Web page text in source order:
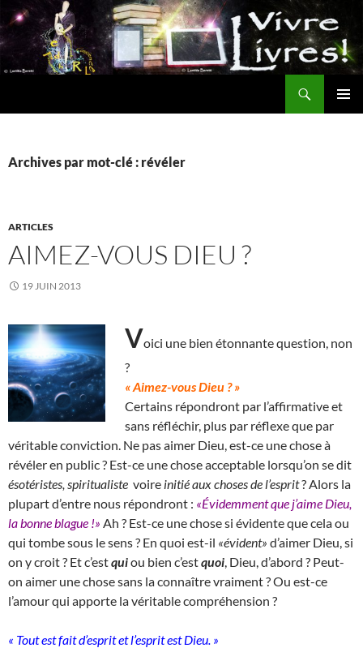
Aller
au
contenu
Archives par mot-clé : révéler
ARTICLES
AIMEZ-VOUS DIEU ?
19 JUIN 2013
Voici une bien étonnante question, non
?
« Aimez-vous Dieu ? »
Certains répondront par l’affirmative et
sans réfléchir, plus par réflexe que par
véritable conviction. Ne pas aimer Dieu, est-ce une chose à
révéler en public ? Est-ce une chose acceptable lorsqu’on se dit
ésotéristes, spiritualiste voire initié aux choses de l’esprit? Alors la
plupart d’entre nous répondront : «Évidemment que j’aime Dieu,
la bonne blague !» Ah ? Est-ce une chose si évidente que cela ou
qui tombe sous le sens ? En quoi est-il «évident» d’aimer Dieu, si
on y croit ? Et c’estquiou bien c’estquoi , Dieu, d’abord ? Peut-
on aimer une chose sans la connaître vraiment ? Ou est-ce
l’amour qui apporte la véritable compréhension ?
« Tout est fait d’esprit et l’esprit est Dieu. »